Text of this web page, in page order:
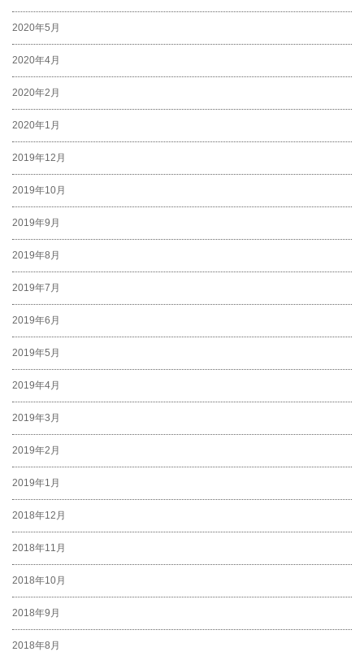
2020年5月
2020年4月
2020年2月
2020年1月
2019年12月
2019年10月
2019年9月
2019年8月
2019年7月
2019年6月
2019年5月
2019年4月
2019年3月
2019年2月
2019年1月
2018年12月
2018年11月
2018年10月
2018年9月
2018年8月